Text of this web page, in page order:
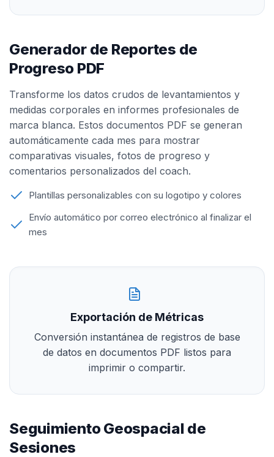
Generador de Reportes de
Progreso PDF
Transforme los datos crudos de levantamientos y
medidas corporales en informes profesionales de
marca blanca. Estos documentos PDF se generan
automáticamente cada mes para mostrar
comparativas visuales, fotos de progreso y
comentarios personalizados del coach.
Plantillas personalizables con su logotipo y colores
Envío automático por correo electrónico al finalizar el
mes
Exportación de Métricas
Conversión instantánea de registros de base
de datos en documentos PDF listos para
imprimir o compartir.
Seguimiento Geospacial de
Sesiones